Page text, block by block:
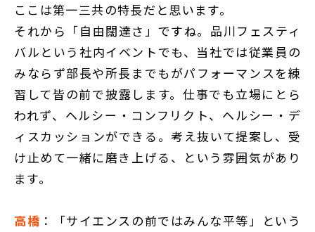
ここは第一三共の特長だと思います。
それから「自由闊達さ」ですね。品川フェスティ
バルという社内イベントでも、当社では従業員の
みならず部長や所長までもがパフォーマンスを練
習して皆の前で披露します。仕事でも立場にとら
われず、ヘルシー・コンフリクト、ヘルシー・デ
ィスカッションができる。考え抜いて提案し、受
け止めて一緒に磨き上げる、という雰囲気があり
ます。
高橋 ：「サイエンスの前ではみんな平等」という